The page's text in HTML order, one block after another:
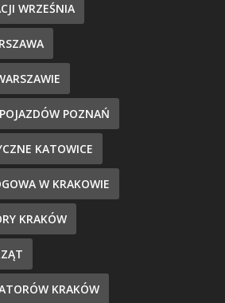
WRZEŚNIA
POZNAŃ
KATOWICE
W KRAKOWIE
KRAKÓW
KRAKÓW